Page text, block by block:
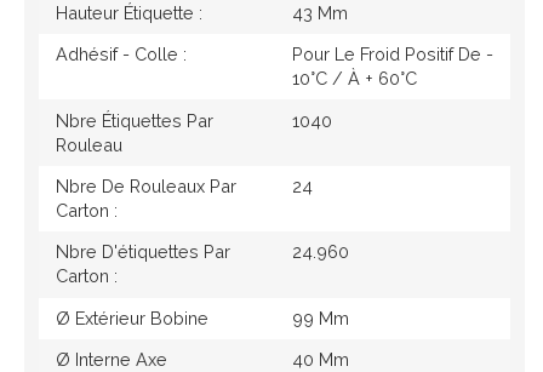
Hauteur Étiquette : 43 Mm
Adhésif - Colle :
Pour Le Froid Positif De -
10°c / À + 60°c
Nbre Étiquettes Par
Rouleau
1040
Nbre De Rouleaux Par
Carton :
24
Nbre D'étiquettes Par
Carton :
24.960
Ø Extérieur Bobine 99 Mm
Ø Interne Axe 40 Mm